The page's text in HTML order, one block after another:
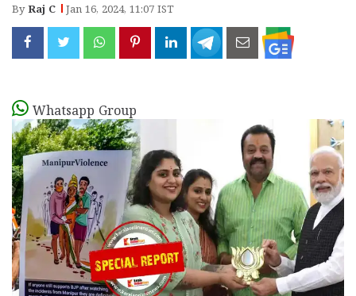
ByRaj C Jan 16, 2024, 11:07 IST
Whatsapp Group